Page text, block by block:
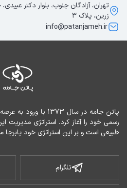
طبیعی است و بر این استراتژی خود پابرجا
تلگرام
تهران، آزادگان جنوب، بلوار دکتر
زرین، پلاک 3
info@patanjameh.ir